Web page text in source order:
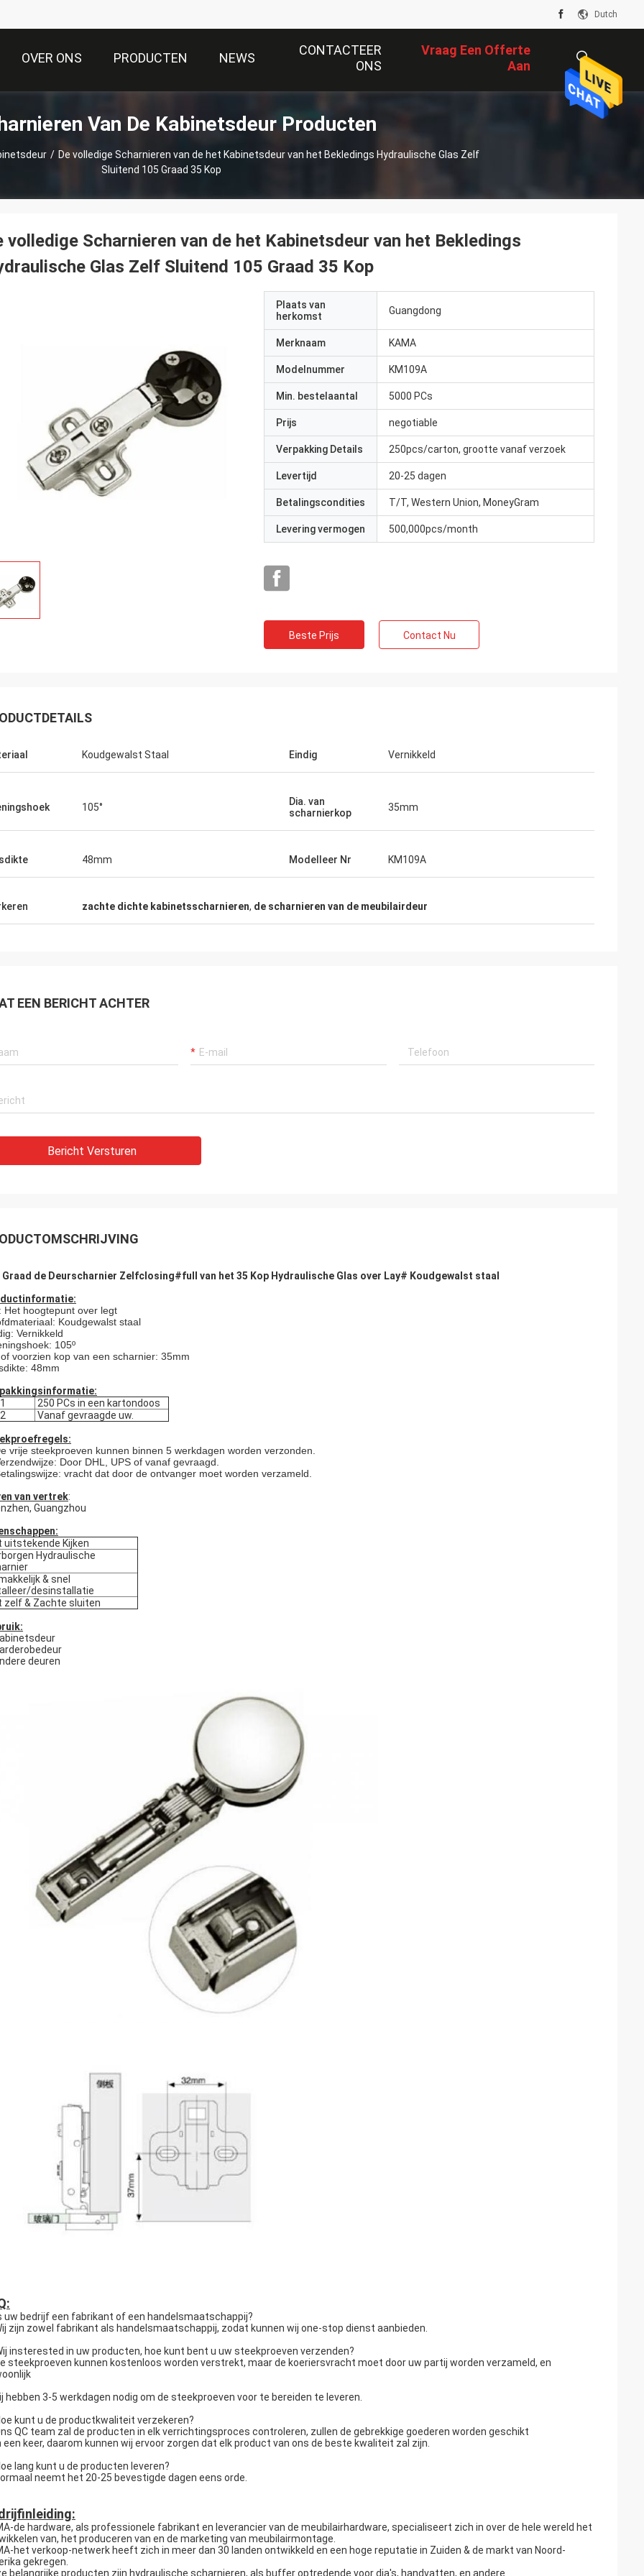
Dutch
OVER ONS PRODUCTEN NEWS
CONTACTEER
ONS
Vraag Een Offerte
Aan
Van De Kabinetsdeur Producten
/ De volledige Scharnieren van de het Kabinetsdeur van het Bekledings Hydraulische Glas Zelf
Sluitend 105 Graad 35 Kop
ellos, servicio muy profesional y
directamente Engelse
poder
cooperación.
volledige Scharnieren van de het Kabinetsdeur van het Bekledings
Glas Zelf Sluitend 105 Graad 35 Kop
Plaats van
herkomst
Guangdong
Merknaam KAMA
Modelnummer KM109A
Min. bestelaantal 5000 PCs
Prijs negotiable
Verpakking Details 250pcs/carton, grootte vanaf verzoek
Levertijd 20-25 dagen
Betalingscondities T/T, Western Union, MoneyGram
Levering vermogen 500,000pcs/month
Beste Prijs Contact Nu
Koudgewalst Staal Eindig Vernikkeld
105°
Dia. van
scharnierkop
35mm
48mm Modelleer Nr KM109A
zachte dichte kabinetsscharnieren, de scharnieren van de meubilairdeur
EEN BERICHT ACHTER
Bericht Versturen
Graad de Deurscharnier Zelfclosing#full van het 35 Kop Hydraulische Glas over Lay# Koudgewalst staal
Het hoogtepunt over legt
Koudgewalst staal
Vernikkeld
105º
voorzien kop van een scharnier: 35mm
48mm
250 PCs in een kartondoos
Vanaf gevraagde uw.
vrije steekproeven kunnen binnen 5 werkdagen worden verzonden.
Door DHL, UPS of vanaf gevraagd.
vracht dat door de ontvanger moet worden verzameld.
van vertrek:
Guangzhou
uitstekende Kijken
Hydraulische
& snel
desinstallatie
zelf & Zachte sluiten
deuren
uw bedrijf een fabrikant of een handelsmaatschappij?
zijn zowel fabrikant als handelsmaatschappij, zodat kunnen wij one-stop dienst aanbieden.
insterested in uw producten, hoe kunt bent u uw steekproeven verzenden?
steekproeven kunnen kostenloos worden verstrekt, maar de koeriersvracht moet door uw partij worden verzameld, en
hebben 3-5 werkdagen nodig om de steekproeven voor te bereiden te leveren.
kunt u de productkwaliteit verzekeren?
QC team zal de producten in elk verrichtingsproces controleren, zullen de gebrekkige goederen worden geschikt
keer, daarom kunnen wij ervoor zorgen dat elk product van ons de beste kwaliteit zal zijn.
lang kunt u de producten leveren?
neemt het 20-25 bevestigde dagen eens orde.
de hardware, als professionele fabrikant en leverancier van de meubilairhardware, specialiseert zich in over de hele wereld het
van, het produceren van en de marketing van meubilairmontage.
het verkoop-netwerk heeft zich in meer dan 30 landen ontwikkeld en een hoge reputatie in Zuiden & de markt van Noord-
gekregen.
belangrijke producten zijn hydraulische scharnieren, als buffer optredende voor dia's, handvatten, en andere